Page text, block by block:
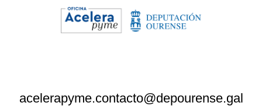
acelerapyme.contacto@depourense.gal